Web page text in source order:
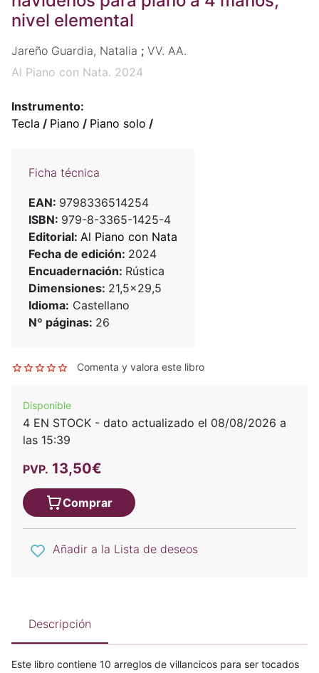
nivel elemental
Jareño Guardia, Natalia ; VV. AA.
Al Piano con Nata. 2024
Instrumento:
Tecla / Piano / Piano solo /
Ficha técnica
EAN: 9798336514254
ISBN: 979-8-3365-1425-4
Editorial: Al Piano con Nata
Fecha de edición: 2024
Encuadernación: Rústica
Dimensiones: 21,5x29,5
Idioma: Castellano
Nº páginas: 26
Comenta y valora este libro
Disponible
4 EN STOCK - dato actualizado el 08/08/2026 a
las 15:39
PVP. 13,50€
Comprar
Añadir a la Lista de deseos
Descripción
Este libro contiene 10 arreglos de villancicos para ser tocados